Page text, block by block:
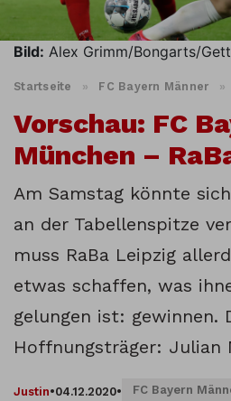
Bild: Alex Grimm/Bongarts/
Startseite » FC Bayern Männer »
Vorschau: FC
München –
Am Samstag könnte
an der Tabellenspitze
muss RaBa Leipzig
etwas schaffen, was
gelungen ist: gewinnen.
Hoffnungsträger: Julian
Justin•04.12.2020• FC Bayern